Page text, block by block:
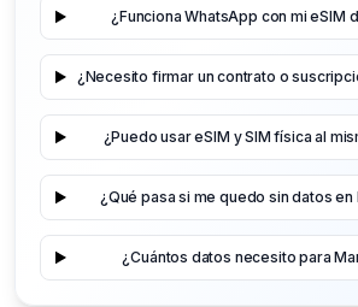
¿Funciona WhatsApp con mi eSIM
¿Necesito firmar un contrato o
¿Puedo usar eSIM y SIM física al
¿Qué pasa si me quedo sin datos
¿Cuántos datos necesito para